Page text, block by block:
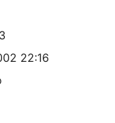
22:16